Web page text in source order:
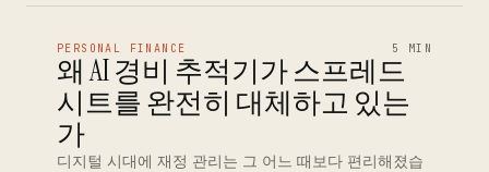
PERSONAL FINANCE 5 MIN
왜 AI 경비 추적기가 스프레드
시트를 완전히 대체하고 있는
가
디지털 시대에 재정 관리는 그 어느 때보다 편리해졌습